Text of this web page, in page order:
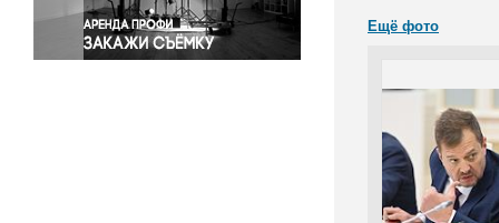
Экономика и бизнес
Ещё фото